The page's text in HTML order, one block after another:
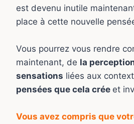
est devenu inutile
place à cette nouvelle
Vous pourrez vous rendre
maintenant, de la
sensations liées aux
pensées que cela crée et
Vous avez compris que